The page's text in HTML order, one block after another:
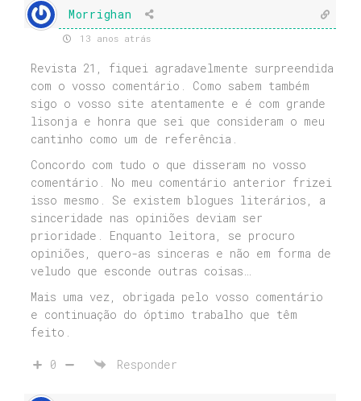
Morrighan
13 anos atrás
Revista 21, fiquei agradavelmente surpreendida
com o vosso comentário. Como sabem também
sigo o vosso site atentamente e é com grande
lisonja e honra que sei que consideram o meu
cantinho como um de referência.
Concordo com tudo o que disseram no vosso
comentário. No meu comentário anterior frizei
isso mesmo. Se existem blogues literários, a
sinceridade nas opiniões deviam ser
prioridade. Enquanto leitora, se procuro
opiniões, quero-as sinceras e não em forma de
veludo que esconde outras coisas…
Mais uma vez, obrigada pelo vosso comentário
e continuação do óptimo trabalho que têm
feito.
0 Responder